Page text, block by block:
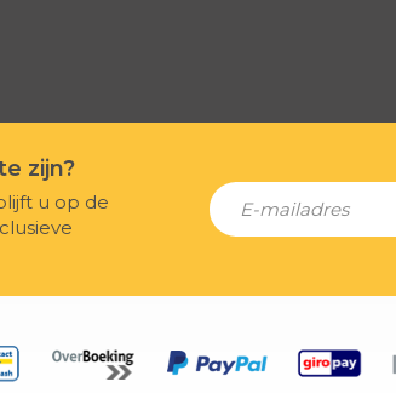
zijn?
u op de